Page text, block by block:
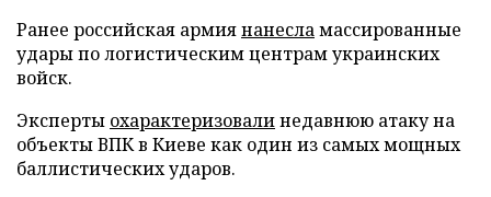
Ранее российская армиянанесламассированные
удары по логистическим центрам украинских
войск.
Эксперты охарактеризовалинедавнюю атаку на
объекты ВПК в Киеве как один из самых мощных
баллистических ударов.